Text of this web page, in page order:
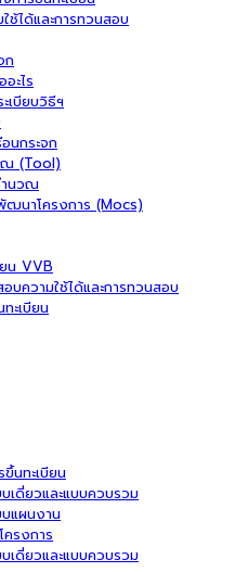
ช้ได้และการทวนสอบ
ก
ะไร
เบียบวิธีฯ
นกระจก
ณ (Tool)
ำนวณ
นาโครงการ (Mocs)
น VVB
บความใช้ได้และการทวนสอบ
ะเบียน
นทะเบียน
เดี่ยวและแบบควบรวม
แผนงาน
ครงการ
เดี่ยวและแบบควบรวม